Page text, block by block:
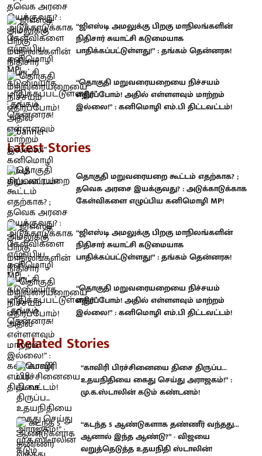
“ஜிஎஸ்டி அமலுக்கு பிறகு மாநிலங்களின்
நிதிசார் சுயாட்சி கடுமையாக
பாதிக்கப்பட்டுள்ளது!” : தங்கம் தென்னரசு!
“தொகுதி மறுவரையறையை நிச்சயம்
எதிர்ப்போம்! அதில் எள்ளளவும் மாற்றம்
இல்லை!” : கனிமொழி எம்.பி திட்டவட்டம்!
Latest Stories
தொகுதி மறுவரையறை கூட்டம் எதற்காக? ;
தவெக அரசை இயக்குவது? : அடுக்காடுக்காக
கேள்விகளை எழுப்பிய கனிமொழி MP!
“ஜிஎஸ்டி அமலுக்கு பிறகு மாநிலங்களின்
நிதிசார் சுயாட்சி கடுமையாக
பாதிக்கப்பட்டுள்ளது!” : தங்கம் தென்னரசு!
“தொகுதி மறுவரையறையை நிச்சயம்
எதிர்ப்போம்! அதில் எள்ளளவும் மாற்றம்
இல்லை!” : கனிமொழி எம்.பி திட்டவட்டம்!
Related Stories
“காவிரி பிரச்சினையை திசை திருப்ப...
உதயநிதியை கைது செய்து அராஜகம்!” :
மு.க.ஸ்டாலின் கடும் கண்டனம்!
“கடந்த 5 ஆண்டுகளாக தண்ணீர் வந்தது...
ஆனால் இந்த ஆண்டு?” - விஜயை
வறுத்தெடுத்த உதயநிதி ஸ்டாலின்!